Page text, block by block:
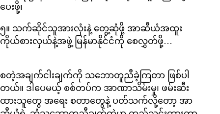
ပေးဖို့၊
၅။ သက်ဆိုင်သူအားလုံးနဲ့ တွေ့ဆုံဖို့ အာဆီယံအထူး
ကိုယ်စားလှယ်နဲ့အဖွဲ့ မြန်မာနိုင်ငံကို စေလွှတ်ဖို့…
စတဲ့အချက်ငါးချက်ကို သဘောတူညီခဲ့ကြတာ ဖြစ်ပါ
တယ်။ ဒါပေမယ့် စစ်တပ်က အာဏာသိမ်းမှု၊ ဖမ်းဆီး
ထားသူတွေ အရေး စတာတွေနဲ့ ပတ်သက်လို့တော့ အာ